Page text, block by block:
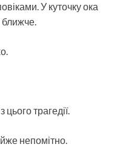
У куточку ока
ближче.
трагедії.
непомітно.